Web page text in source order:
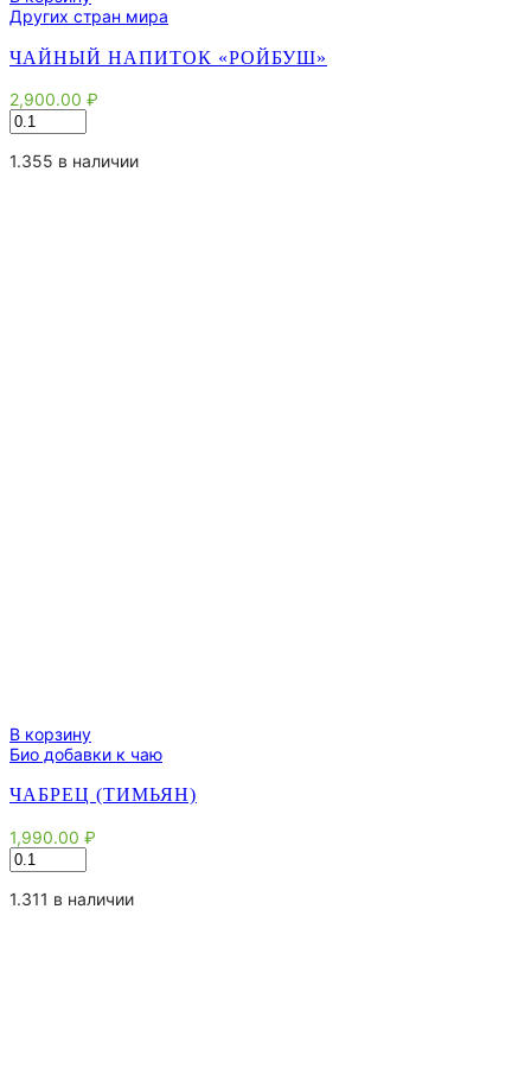
Других стран мира
ЧАЙНЫЙ НАПИТОК «РОЙБУШ»
2,900.00 ₽
Количество
товара
Чайный
1.355 в наличии
В корзину
Био добавки к чаю
ЧАБРЕЦ (ТИМЬЯН)
1,990.00 ₽
Количество
товара
Чабрец
1.311 в наличии